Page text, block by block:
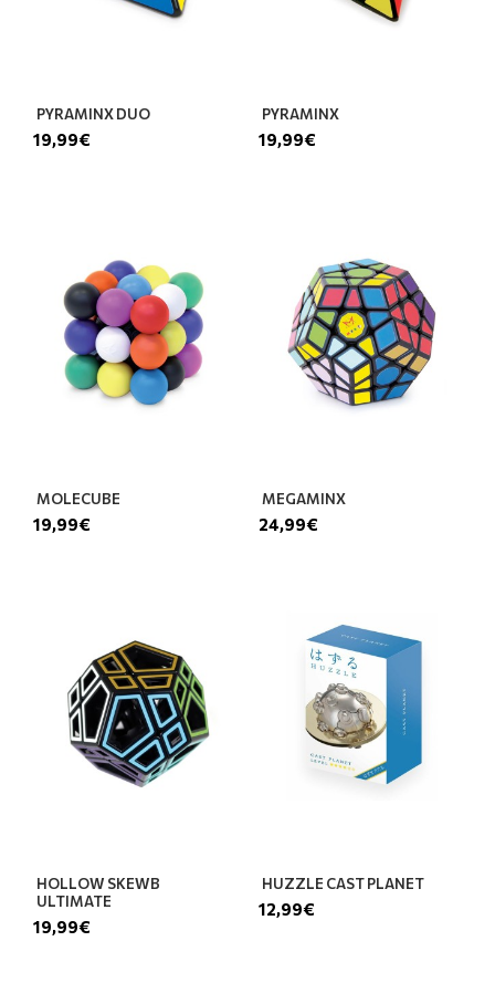
PYRAMINX DUO
19,99€
PYRAMINX
19,99€
MOLECUBE
19,99€
MEGAMINX
24,99€
HOLLOW SKEWB
ULTIMATE
19,99€
HUZZLE CAST PLANET
12,99€